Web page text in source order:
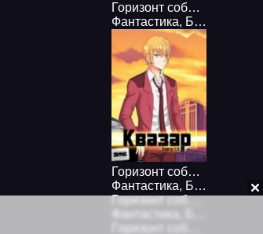
Горизонт событий 5. Парад планет - Евгений Бергер
Фантастика, Боевая фантастика
Горизонт событий 4. Квазар - Евгений Бергер
Фантастика, Боевая фантастика
Горизонт событий 3. Темная сторона - Евгений Бергер
Фантастика